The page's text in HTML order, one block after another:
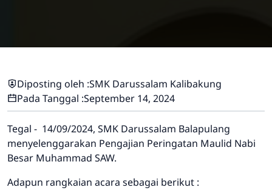
Diposting oleh :SMK Darussalam Kalibakung
Pada Tanggal :September 14, 2024
Tegal - 14/09/2024, SMK Darussalam Balapulang
menyelenggarakan Pengajian Peringatan Maulid Nabi
Besar Muhammad SAW.
Adapun rangkaian acara sebagai berikut :